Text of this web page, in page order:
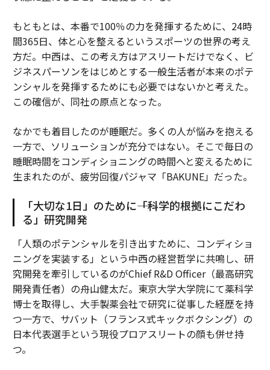
もともとは、本番で100％の力を発揮するために、24時
間365日、体と心を整えるというスポーツの世界の考え
方だ。中西は、この考え方はアスリートだけでなく、ビ
ジネスパーソンをはじめとする一般生活者が本来のポテ
ンシャルを発揮するためにも必要ではないかと考えた。
この確信が、同社の原点となった。
なかでも着目したのが睡眠だ。多くの人が悩みを抱える
一方で、ソリューションが充分ではない。そこで毎日の
睡眠時間をコンディショニングの時間へと変えるために
生まれたのが、疲労回復パジャマ「BAKUNE」だった。
「大切な1日」のために――「科学的根拠にこだわ
る」研究開発
「人類のポテンシャルを引き出すために、コンディショ
ニングを実装する」という中西の経営哲学に共鳴し、研
究開発を牽引しているのがChief R&D Officer（最高研究
開発責任者）の舟山健太だ。東京大学大学院にて薬科学
博士を取得し、大手製薬会社で研究に従事した経歴を持
つ一方で、サバット（フランス式キックボクシング）の
日本代表選手という現役プロアスリートの顔も併せ持
つ。